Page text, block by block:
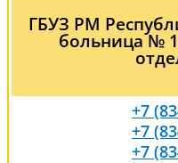
ГБУЗ РМ
больница №
+7
+7
+7